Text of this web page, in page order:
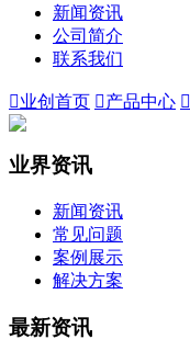
新闻资讯
公司简介
联系我们
业创首页 产品中心 
业界资讯
新闻资讯
常见问题
案例展示
解决方案
最新资讯